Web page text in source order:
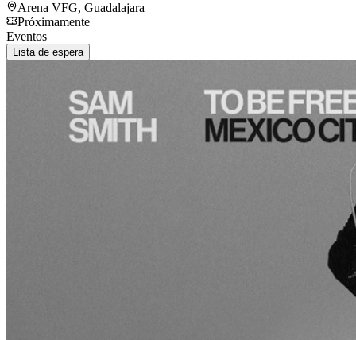
Arena VFG, Guadalajara
Próximamente
Eventos
Lista de espera